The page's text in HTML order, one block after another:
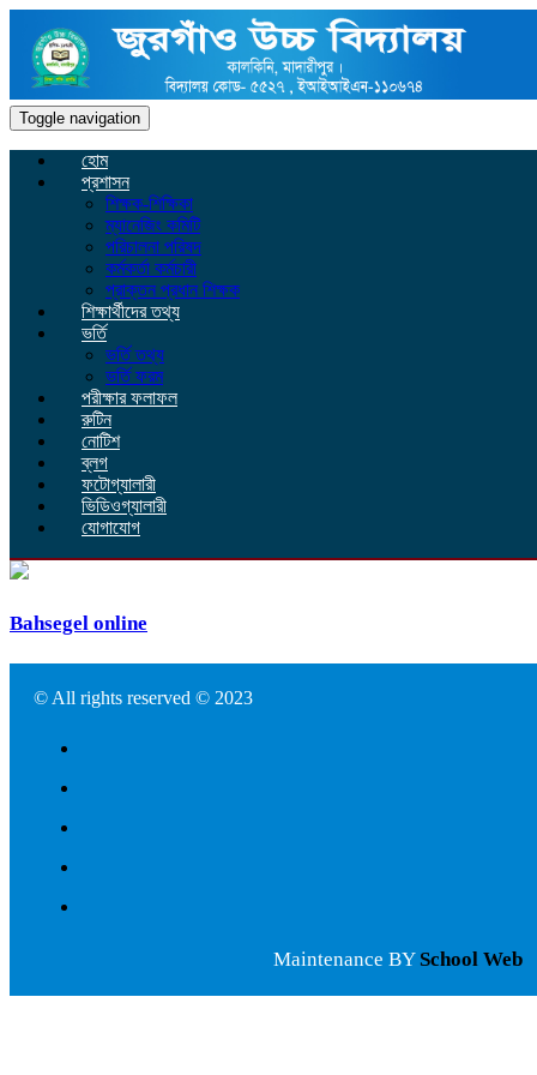
Toggle navigation
হোম
প্রশাসন
শিক্ষক-শিক্ষিকা
ম্যানেজিং কমিটি
পরিচালনা পরিষদ
কর্মকর্তা কর্মচারী
প্রাক্তন প্রধান শিক্ষক
শিক্ষার্থীদের তথ্য
ভর্তি
ভর্তি তথ্য
ভর্তি ফরম
পরীক্ষার ফলাফল
রুটিন
নোটিশ
ব্লগ
ফটোগ্যালারী
ভিডিওগ্যালারী
যোগাযোগ
Bahsegel online
© All rights reserved © 2023
Maintenance BY School Web